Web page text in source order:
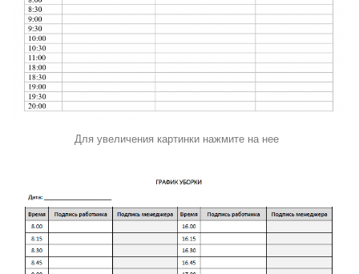
Для увеличения картинки нажмите на нее